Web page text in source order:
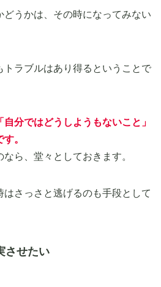
どうかは、その時になってみない
トラブルはあり得るということで
「自分ではどうしようもないこと」
。
ら、堂々としておきます。
さっさと逃げるのも手段として
させたい